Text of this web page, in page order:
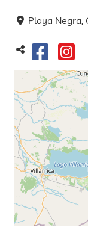
Playa Negra,